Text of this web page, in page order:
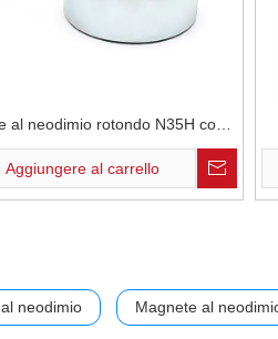
al neodimio rotondo N35H con
in zinco D25x10mm in
altoparlanti
Aggiungere al carrello
neodimio Magnete al